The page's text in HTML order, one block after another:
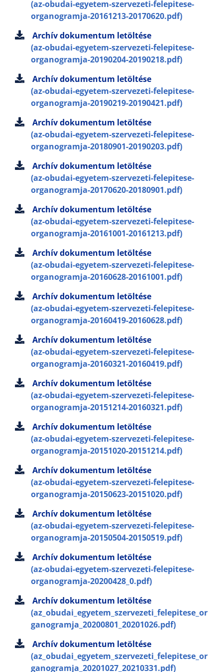
(az-obudai-egyetem-szervezeti-felepitese-
organogramja-20161213-20170620.pdf)
Archív dokumentum letöltése
(az-obudai-egyetem-szervezeti-felepitese-
organogramja-20190204-20190218.pdf)
Archív dokumentum letöltése
(az-obudai-egyetem-szervezeti-felepitese-
organogramja-20190219-20190421.pdf)
Archív dokumentum letöltése
(az-obudai-egyetem-szervezeti-felepitese-
organogramja-20180901-20190203.pdf)
Archív dokumentum letöltése
(az-obudai-egyetem-szervezeti-felepitese-
organogramja-20170620-20180901.pdf)
Archív dokumentum letöltése
(az-obudai-egyetem-szervezeti-felepitese-
organogramja-20161001-20161213.pdf)
Archív dokumentum letöltése
(az-obudai-egyetem-szervezeti-felepitese-
organogramja-20160628-20161001.pdf)
Archív dokumentum letöltése
(az-obudai-egyetem-szervezeti-felepitese-
organogramja-20160419-20160628.pdf)
Archív dokumentum letöltése
(az-obudai-egyetem-szervezeti-felepitese-
organogramja-20160321-20160419.pdf)
Archív dokumentum letöltése
(az-obudai-egyetem-szervezeti-felepitese-
organogramja-20151214-20160321.pdf)
Archív dokumentum letöltése
(az-obudai-egyetem-szervezeti-felepitese-
organogramja-20151020-20151214.pdf)
Archív dokumentum letöltése
(az-obudai-egyetem-szervezeti-felepitese-
organogramja-20150623-20151020.pdf)
Archív dokumentum letöltése
(az-obudai-egyetem-szervezeti-felepitese-
organogramja-20150504-20150519.pdf)
Archív dokumentum letöltése
(az-obudai-egyetem-szervezeti-felepitese-
organogramja-20200428_0.pdf)
Archív dokumentum letöltése
(az_obudai_egyetem_szervezeti_felepitese_or
ganogramja_20200801_20201026.pdf)
Archív dokumentum letöltése
(az_obudai_egyetem_szervezeti_felepitese_or
ganogramja_20201027_20210331.pdf)